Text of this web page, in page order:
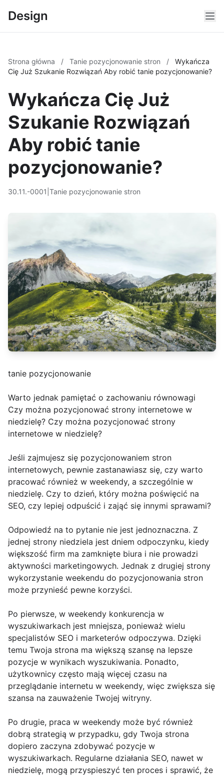
Design
Strona główna / Tanie pozycjonowanie stron /
Wykańcza
Cię Już Szukanie Rozwiązań Aby robić tanie pozycjonowanie?
Wykańcza Cię Już
Szukanie Rozwiązań
Aby robić tanie
pozycjonowanie?
30.11.-0001 Tanie pozycjonowanie stron
tanie pozycjonowanie
Warto jednak pamiętać o zachowaniu równowagi
Czy można pozycjonować strony internetowe w
niedzielę? Czy można pozycjonować strony
internetowe w niedzielę?
Jeśli zajmujesz się pozycjonowaniem stron
internetowych, pewnie zastanawiasz się, czy warto
pracować również w weekendy, a szczególnie w
niedzielę. Czy to dzień, który można poświęcić na
SEO, czy lepiej odpuścić i zająć się innymi sprawami?
Odpowiedź na to pytanie nie jest jednoznaczna. Z
jednej strony niedziela jest dniem odpoczynku, kiedy
większość firm ma zamknięte biura i nie prowadzi
aktywności marketingowych. Jednak z drugiej strony
wykorzystanie weekendu do pozycjonowania stron
może przynieść pewne korzyści.
Po pierwsze, w weekendy konkurencja w
wyszukiwarkach jest mniejsza, ponieważ wielu
specjalistów SEO i marketerów odpoczywa. Dzięki
temu Twoja strona ma większą szansę na lepsze
pozycje w wynikach wyszukiwania. Ponadto,
użytkownicy często mają więcej czasu na
przeglądanie internetu w weekendy, więc zwiększa się
szansa na zauważenie Twojej witryny.
Po drugie, praca w weekendy może być również
dobrą strategią w przypadku, gdy Twoja strona
dopiero zaczyna zdobywać pozycje w
wyszukiwarkach. Regularne działania SEO, nawet w
niedzielę, mogą przyspieszyć ten proces i sprawić, że